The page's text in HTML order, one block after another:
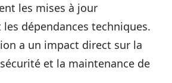
les mises à jour
dépendances techniques.
a un impact direct sur la
et la maintenance de